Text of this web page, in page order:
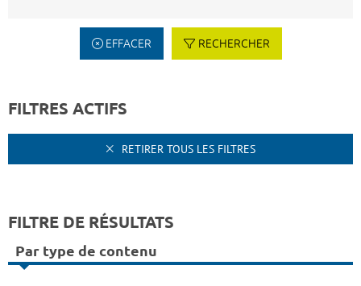
EFFACER RECHERCHER
FILTRES ACTIFS
RETIRER TOUS LES FILTRES
FILTRE DE RÉSULTATS
Par type de contenu